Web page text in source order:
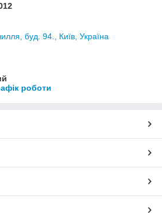
буд. 94., Київ, Україна
роботи